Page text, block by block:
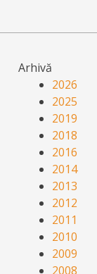
Arhivă
2026
2025
2019
2018
2016
2014
2013
2012
2011
2010
2009
2008